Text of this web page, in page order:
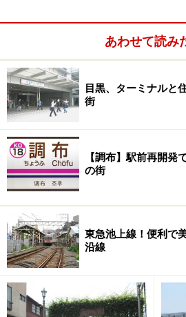
ヒルサイドテラス内にある猿楽塚。
ているのは珍しい。誰でも入れる
近くに川がある高台ですから、当
住する地でもあり、有名なのはヒ
内にある猿楽塚。6～7世紀、古墳
墳墓で、地名はこれが昔から猿
にちなむものです。また、ヒルサ
京府議会議長や渋谷区議会議長を
の邸宅が公開されていますが、こ
＝お屋敷が建つという図式がよく
代官山とその周辺エリア
あわせて読み
目黒、ターミナルと
街
【調布】駅前再開発
の街
東急池上線！便利で
沿線